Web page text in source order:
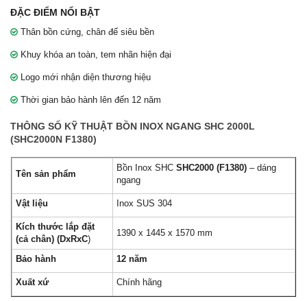
ĐẶC ĐIỂM NỔI BẬT
Thân bồn cứng, chân đế siêu bền
Khuy khóa an toàn, tem nhãn hiện đại
Logo mới nhận diện thương hiệu
Thời gian bảo hành lên đến 12 năm
THÔNG SỐ KỸ THUẬT BỒN INOX NGANG SHC 2000L
(SHC2000N F1380)
Tên sản phẩm
Bồn Inox SHC SHC2000 (F1380) – dáng
ngang
Vật liệu Inox SUS 304
Kích thước lắp đặt
(cả chân) (DxRxC)
1390 x 1445 x 1570 mm
Bảo hành 12 năm
Xuất xứ Chính hãng